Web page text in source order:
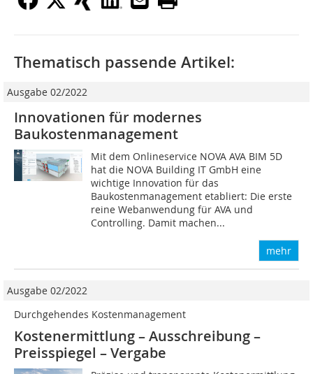
Thematisch passende Artikel:
Ausgabe 02/2022
Innovationen für modernes
Baukostenmanagement
Mit dem Onlineservice NOVA AVA BIM 5D
hat die NOVA Building IT GmbH eine
wichtige Innovation für das
Baukostenmanagement etabliert: Die erste
reine Webanwendung für AVA und
Controlling. Damit machen...
mehr
Ausgabe 02/2022
Durchgehendes Kostenmanagement
Kostenermittlung – Ausschreibung –
Preisspiegel – Vergabe